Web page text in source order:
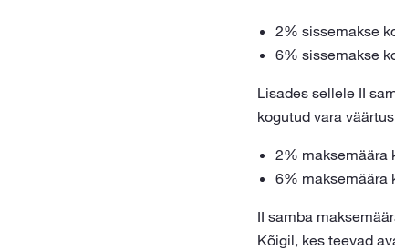
2% sissemakse
6% sissemakse
Lisades sellele II
kogutud vara
2% maksemäära
6% maksemäära
II samba
Kõigil, kes teevad